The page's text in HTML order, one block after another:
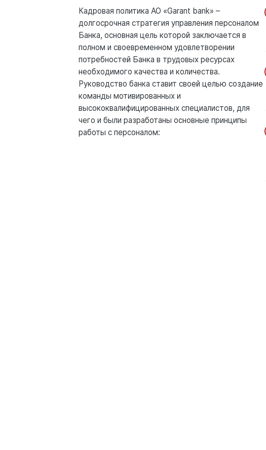
Кадровая политика АО «Garant bank» –
долгосрочная стратегия управления персоналом
Банка, основная цель которой заключается в
полном и своевременном удовлетворении
потребностей Банка в трудовых ресурсах
необходимого качества и количества.
Руководство банка ставит своей целью создание
команды мотивированных и
высококвалифицированных специалистов, для
чего и были разработаны основные принципы
работы с персоналом: